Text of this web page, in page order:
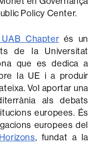
Policy Center.
Chapter és un
de la Universitat
que es dedica a
la UE i a produir
Vol aportar una
als debats
europees. És
europees del
, fundat a la